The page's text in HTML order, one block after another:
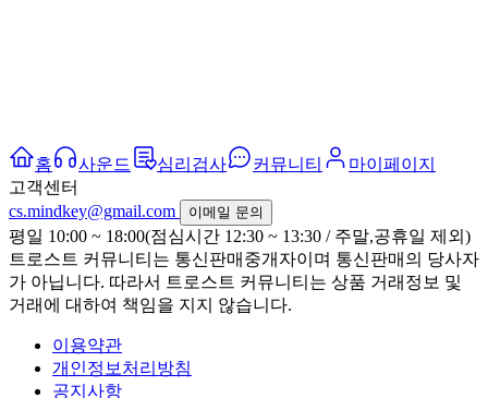
홈 사운드 심리검사 커뮤니티
마이페이지
고객센터
cs.mindkey@gmail.com
이메일 문의
평일 10:00 ~ 18:00(점심시간 12:30 ~ 13:30 / 주말,공휴일 제외)
트로스트 커뮤니티는 통신판매중개자이며 통신판매의 당사자
가 아닙니다. 따라서 트로스트 커뮤니티는 상품 거래정보 및
거래에 대하여 책임을 지지 않습니다.
이용약관
개인정보처리방침
공지사항